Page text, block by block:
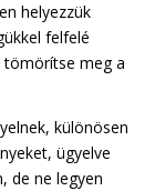
helyezzük
felfelé
tömörítse meg a
különösen
ügyelve
de ne legyen